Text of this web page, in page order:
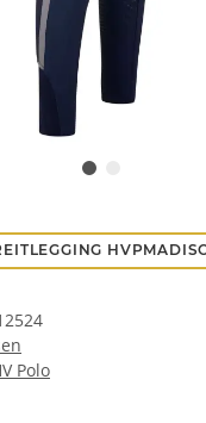
Polo